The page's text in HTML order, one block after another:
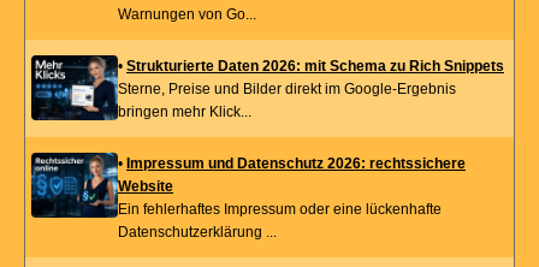
Warnungen von Go...
• Strukturierte Daten 2026: mit Schema zu Rich Snippets
Sterne, Preise und Bilder direkt im Google-Ergebnis
bringen mehr Klick...
• Impressum und Datenschutz 2026: rechtssichere
Website
Ein fehlerhaftes Impressum oder eine lückenhafte
Datenschutzerklärung ...